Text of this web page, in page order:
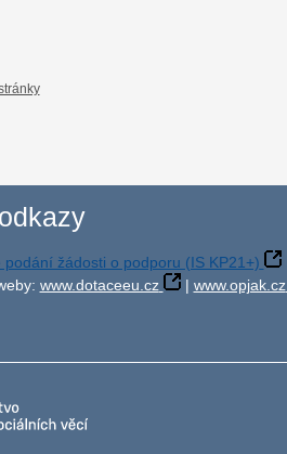
podání žádosti o podporu (IS KP21+)
www.dotaceeu.cz | www.opjak.cz